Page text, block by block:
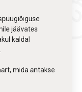
jäävates
kaldal
mida antakse